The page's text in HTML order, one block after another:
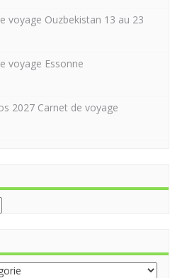
voyage Ouzbekistan 13 au 23
voyage Essonne
2027 Carnet de voyage